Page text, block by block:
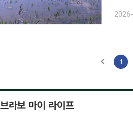
1
브라보 마이 라이프